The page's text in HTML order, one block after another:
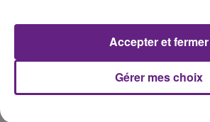
Publié : 10 juillet 2019 à 15h58 par la
Gérer mes choix
Accepter et fermer